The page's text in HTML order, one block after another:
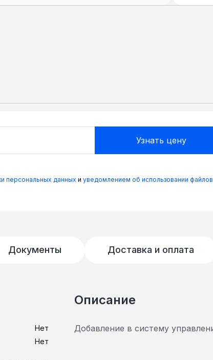
персональных данных и уведомлением об использовании файлов
Документы Доставка и оплата
Нет
Нет
Описание
Добавление в систему